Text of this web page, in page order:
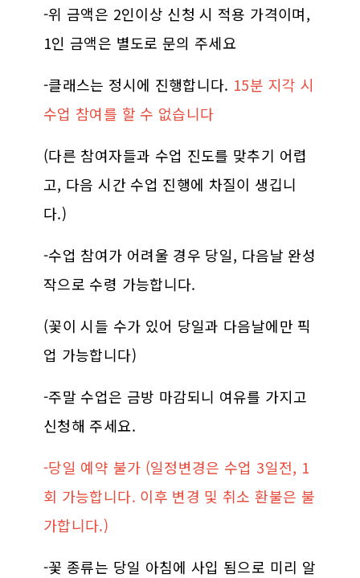
-위 금액은 2인이상 신청 시 적용 가격이며,
1인 금액은 별도로 문의 주세요
-클래스는 정시에 진행합니다. 15분 지각 시
수업 참여를 할 수 없습니다
(다른 참여자들과 수업 진도를 맞추기 어렵
고, 다음 시간 수업 진행에 차질이 생깁니
다.)
-수업 참여가 어려울 경우 당일, 다음날 완성
작으로 수령 가능합니다.
(꽃이 시들 수가 있어 당일과 다음날에만 픽
업 가능합니다)
-주말 수업은 금방 마감되니 여유를 가지고
신청해 주세요.
-당일 예약 불가 (일정변경은 수업 3일전, 1
회 가능합니다. 이후 변경 및 취소 환불은 불
가합니다.)
-꽃 종류는 당일 아침에 사입 됨으로 미리 알